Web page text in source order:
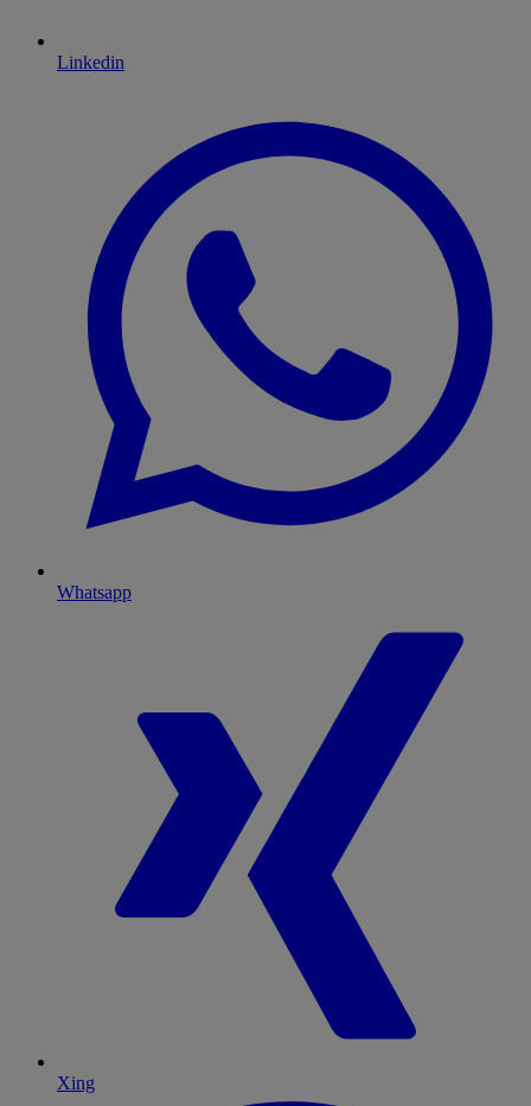
Linkedin
Whatsapp
Xing